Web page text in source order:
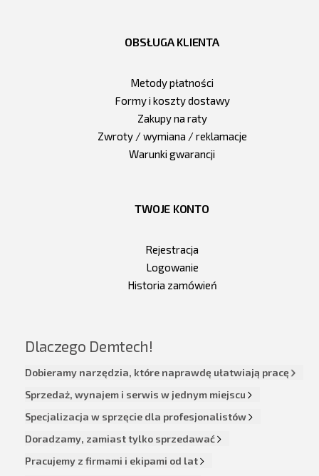
OBSŁUGA KLIENTA
Metody płatności
Formy i koszty dostawy
Zakupy na raty
Zwroty / wymiana / reklamacje
Warunki gwarancji
TWOJE KONTO
Rejestracja
Logowanie
Historia zamówień
Dlaczego Demtech!
Dobieramy narzędzia, które naprawdę ułatwiają pracę
Sprzedaż, wynajem i serwis w jednym miejscu
Specjalizacja w sprzęcie dla profesjonalistów
Doradzamy, zamiast tylko sprzedawać
Pracujemy z firmami i ekipami od lat